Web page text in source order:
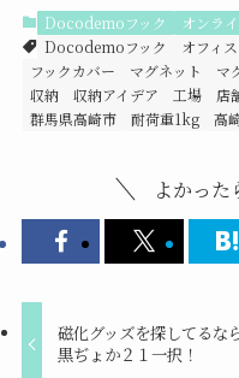
Docodemoフック
オンラ
Docodemoフック
オフィス
フックカバー
マグネット マ
収納
収納アイデア 工場 店
群馬県高崎市
耐荷重1kg 高
よかった
磁化グッズを探してるな
黒ぢょか２１一択！